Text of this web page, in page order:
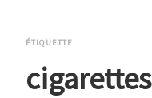
ÉTIQUETTE
cigarettes